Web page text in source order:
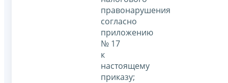
правонарушения
согласно
приложению
№ 17
к
настоящему
приказу;